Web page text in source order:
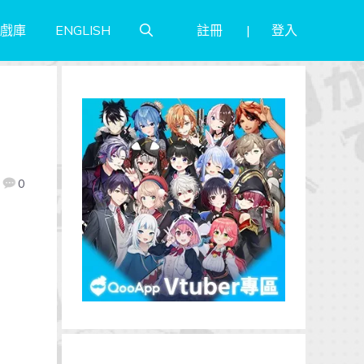
庫 ENGLISH 註冊 登入
0